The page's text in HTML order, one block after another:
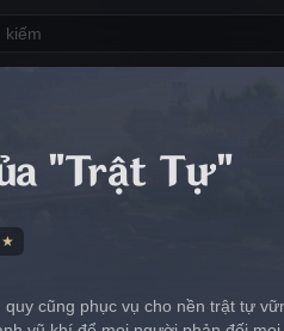
"Trật Tự"
cũng phục vụ cho nền trật tự